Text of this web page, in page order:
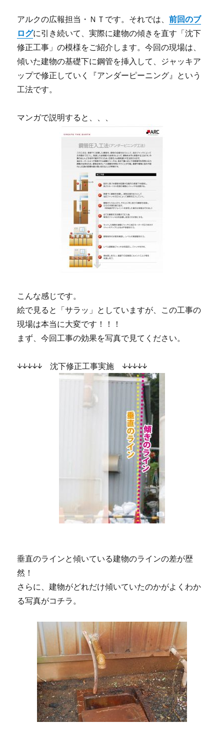
アルクの広報担当・ＮＴです。それでは、前回のブ
ログに引き続いて、実際に建物の傾きを直す「沈下
修正工事」の模様をご紹介します。今回の現場は、
傾いた建物の基礎下に鋼管を挿入して、ジャッキア
ップで修正していく『アンダーピーニング』という
工法です。
マンガで説明すると、、、
こんな感じです。
絵で見ると「サラッ」としていますが、この工事の
現場は本当に大変です！！！
まず、今回工事の効果を写真で見てください。
↓↓↓↓↓ 沈下修正工事実施 ↓↓↓↓↓
垂直のラインと傾いている建物のラインの差が歴
然！
さらに、建物がどれだけ傾いていたのかがよくわか
る写真がコチラ。